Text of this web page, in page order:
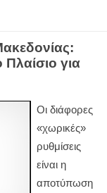
Πλαίσιο για
Οι διάφορες
«χωρικές»
ρυθμίσεις
είναι η
αποτύπωση